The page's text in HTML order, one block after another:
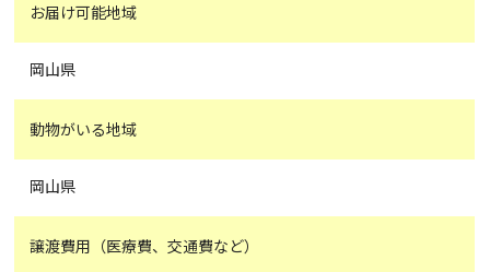
お届け可能地域
岡山県
動物がいる地域
岡山県
譲渡費用（医療費、交通費など）